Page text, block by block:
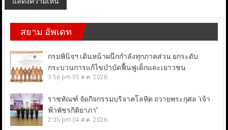
สยาม อัพเดท
กรมพินิจฯ เดินหน้าผนึกกำลังทุกภาคส่วน ยกระดับ
กระบวนการแก้ไขบำบัดฟื้นฟูเด็กและเยาวชน
3:56 pm 05 ส.ค. 2026
ราชทัณฑ์ จัดกิจกรรมบริจาคโลหิต ถวายพระกุศล ‘เจ้า
ฟ้าพัชรกิติยาภา’
2:35 pm 04 ส.ค. 2026